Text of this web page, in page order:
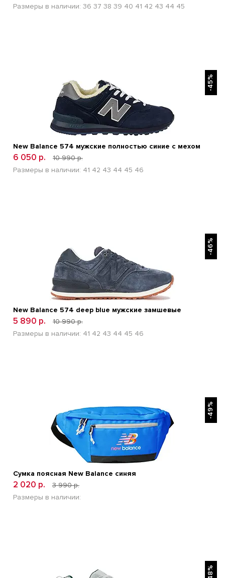
Размеры в наличии: 36 37 38 39 40 41 42 43 44 45
-45%
New Balance 574 мужские полностью синие с мехом
6 050 р.
10 990 р.
Размеры в наличии: 41 42 43 44 45 46
-46%
New Balance 574 deep blue мужские замшевые
5 890 р.
10 990 р.
Размеры в наличии: 41 42 43 44 45 46
-49%
Сумка поясная New Balance синяя
2 020 р.
3 990 р.
Размеры в наличии:
-48%